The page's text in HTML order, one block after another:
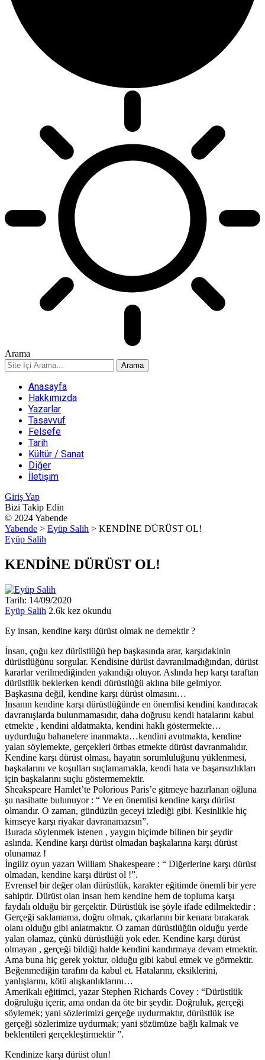
Arama
Anasayfa
Hakkımızda
Yazarlar
Tasavvuf
Felsefe
Tarih
Kültür / Sanat
Diğer
İletişim
Giriş Yap
Bizi Takip Edin
© 2024 Yabende
Yabende > Eyüp Salih > KENDİNE DÜRÜST OL!
Eyüp Salih
KENDİNE DÜRÜST OL!
Tarih: 14/09/2020
Eyüp Salih 2.6k kez okundu
Ey insan, kendine karşı dürüst olmak ne demektir ?
İnsan, çoğu kez dürüstlüğü hep başkasında arar, karşıdakinin
dürüstlüğünu sorgular. Kendisine dürüst davranılmadığından, dürüst
kararlar verilmediğinden yakındığı oluyor. Aslında hep karşı taraftan
dürüstlük beklerken kendi dürüstlüğü aklına bile gelmiyor.
Başkasına değil, kendine karşı dürüst olmasını…
İnsanın kendine karşı dürüstlüğünde en önemlisi kendini kandıracak
davranışlarda bulunmamasıdır, daha doğrusu kendi hatalarını kabul
etmekte , kendini aldatmakta, kendini haklı göstermekte…
uydurduğu bahanelere inanmakta…kendini avutmakta, kendine
yalan söylemekte, gerçekleri örtbas etmekte dürüst davranmalıdır.
Kendine karşı dürüst olması, hayatın sorumluluğunu yüklenmesi,
başkalarını ve koşulları suçlamamakla, kendi hata ve başarısızlıkları
için başkalarını suçlu göstermemektir.
Sheakspeare Hamlet’te Polorious Paris’e gitmeye hazırlanan oğluna
şu nasihatte bulunuyor : “ Ve en önemlisi kendine karşı dürüst
olmandır. O zaman, gündüzün geceyi izlediği gibi. Kesinlikle hiç
kimseye karşı riyakar davranamazsın”.
Burada söylenmek istenen , yaygın biçimde bilinen bir şeydir
aslında. Kendine karşı dürüst olmadan başkalarına karşı dürüst
olunamaz !
İngiliz oyun yazarı William Shakespeare : “ Diğerlerine karşı dürüst
olmadan, kendine karşı dürüst ol !”.
Evrensel bir değer olan dürüstlük, karakter eğitimde önemli bir yere
sahiptir. Dürüst olan insan hem kendine hem de topluma karşı
faydalı olduğu bir gerçektir. Dürüstlük ise şöyle ifade edilmektedir :
Gerçeği saklamama, doğru olmak, çıkarlarını bir kenara bırakarak
olanı olduğu gibi anlatmaktır. O zaman dürüstlüğün olduğu yerde
yalan olamaz, çünkü dürüstlüğü yok eder. Kendine karşı dürüst
olmayan , gerçeği bildiği halde kendini kandırmaya devam etmektir.
Ama buna hiç gerek yoktur, olduğu gibi kabul etmek ve görmektir.
Beğenmediğin tarafını da kabul et. Hatalarını, eksiklerini,
yanlışlarını, kötü alışkanlıklarını…
Amerikalı eğitimci, yazar Stephen Richards Covey : “Dürüstlük
doğruluğu içerir, ama ondan da öte bir şeydir. Doğruluk, gerçeği
söylemek; yani sözlerimizi gerçeğe uydurmaktır, dürüstlük ise
gerçeği sözlerimize uydurmak; yani sözümüze bağlı kalmak ve
beklentileri gerçekleştirmektir ”.
Kendinize karşı dürüst olun!